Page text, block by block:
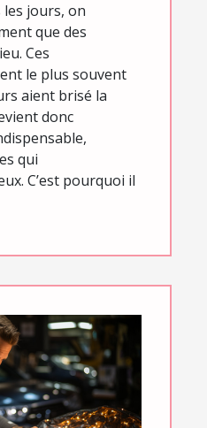
les jours, on
que des
Ces
le plus souvent
aient brisé la
donc
qui
C’est pourquoi il